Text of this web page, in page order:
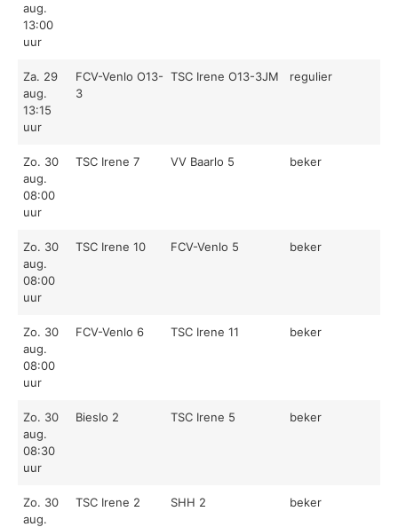
aug.
13:00
uur
Za. 29
aug.
13:15
uur
FCV-Venlo O13-
3
TSC Irene O13-3JM regulier
Zo. 30
aug.
08:00
uur
TSC Irene 7 VV Baarlo 5 beker
Zo. 30
aug.
08:00
uur
TSC Irene 10 FCV-Venlo 5 beker
Zo. 30
aug.
08:00
uur
FCV-Venlo 6 TSC Irene 11 beker
Zo. 30
aug.
08:30
uur
Bieslo 2 TSC Irene 5 beker
Zo. 30
aug.
TSC Irene 2 SHH 2 beker